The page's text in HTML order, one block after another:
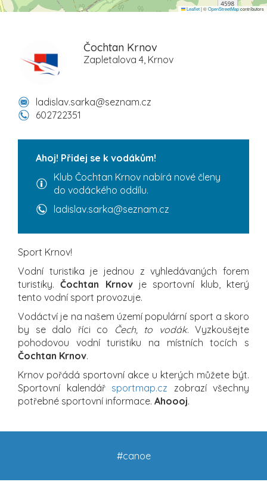
Leaflet|©OpenStreetMapcontributors
Čochtan Krnov
Zapletalova 4, Krnov
ladislav.sarka@seznam.cz
602722351
Ahoj! Přidej se k vodákům!
Klub Čochtan Krnov nabírá nové členy
do vodáckého oddílu.
ladislav.sarka@seznam.cz
Sport Krnov!
Vodní turistika je jednou z vyhledávaných forem
turistiky.Čochtan Krnovje sportovní klub, který
tento vodní sport provozuje.
Vodáctví je na našem území populární sport a skoro
by se dalo říci co
Čech, to vodák. Vyzkoušejte
pohodovou vodní turistiku na místních tocích s
Čochtan Krnov.
Krnov pořádá sportovní akce u kterých můžete být.
Sportovní kalendář sportmap.cz zobrazí všechny
potřebné sportovní informace. Ahoooj.
#canoe